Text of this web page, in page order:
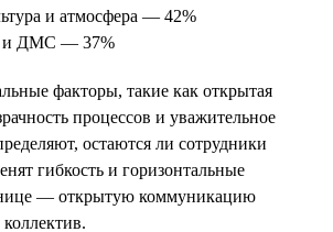
и атмосфера — 42%
и ДМС — 37%
факторы, такие как открытая
процессов и уважительное
остаются ли сотрудники
гибкость и горизонтальные
— открытую коммуникацию